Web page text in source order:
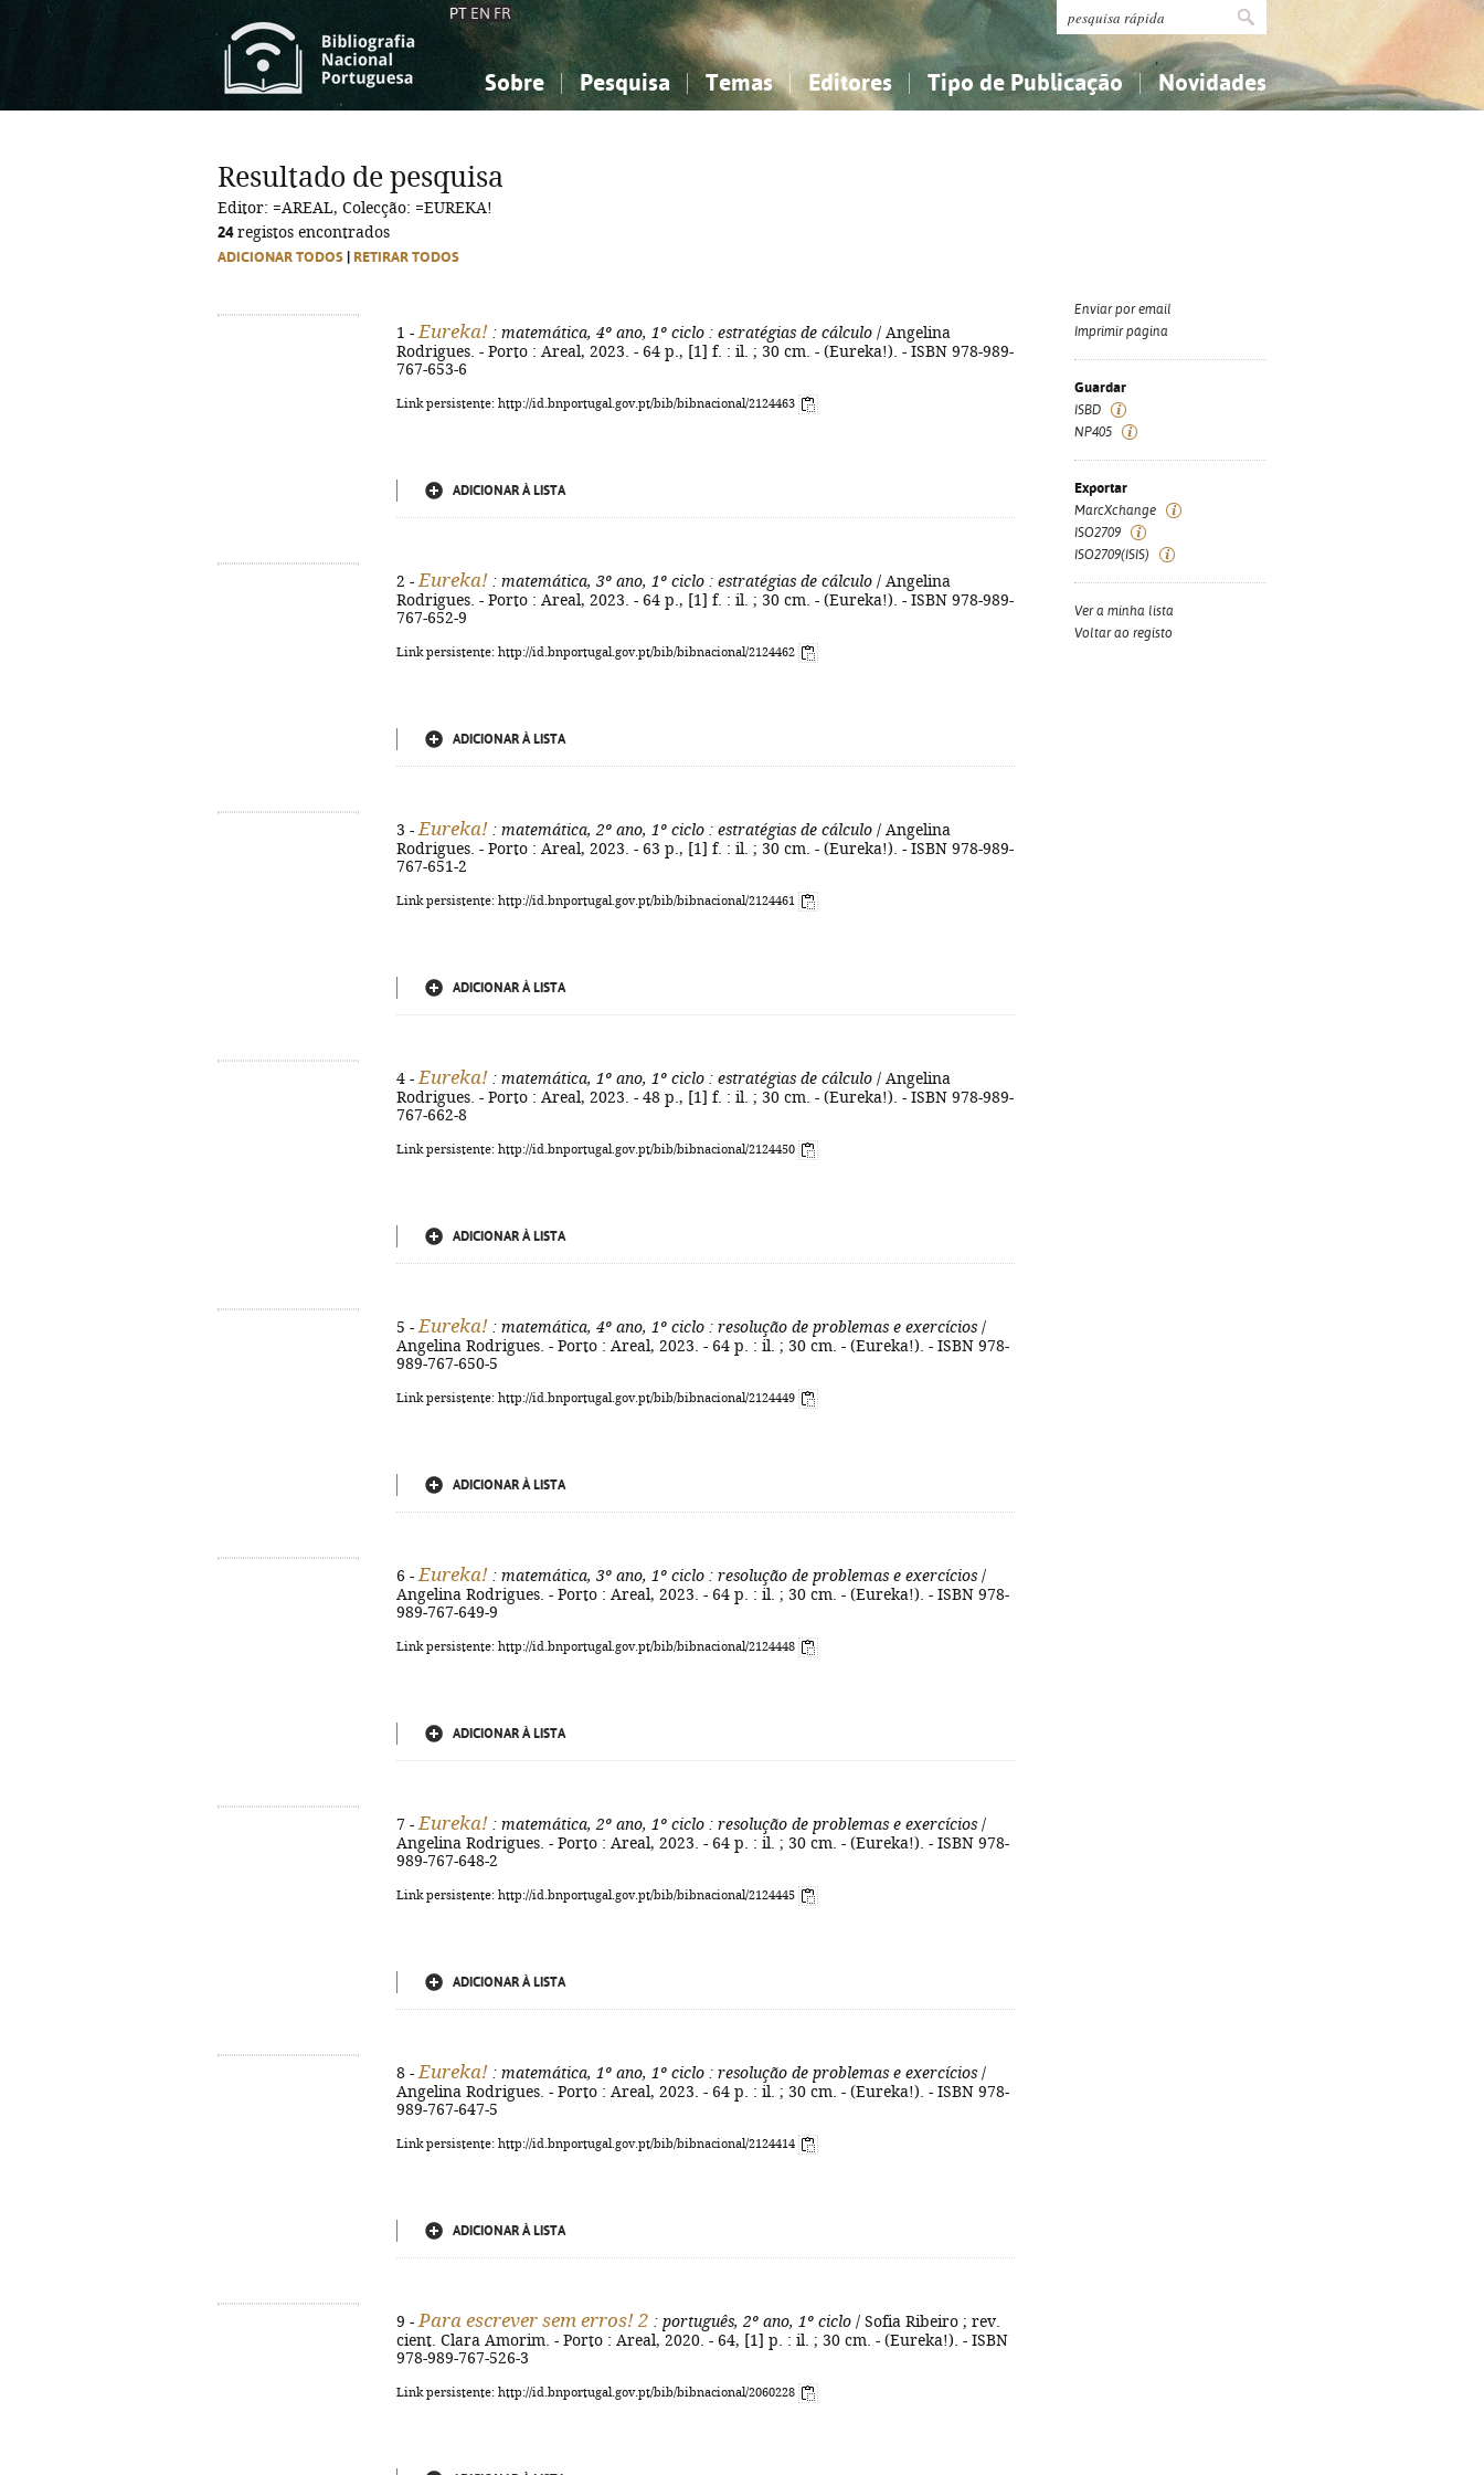
PT EN FR
Sobre Pesquisa Temas
Ciências sociais...
Editores Tipo de Publicação Novidades
Ciências sociais...
Resultado de pesquisa
Editor: =AREAL, Colecção: =EUREKA!
24registos encontrados
ADICIONAR TODOS RETIRAR TODOS
1 - Eureka! : matemática, 4º ano, 1º ciclo : estratégias de cálculo / Angelina
Rodrigues. - Porto : Areal, 2023. - 64 p., [1] f. : il. ; 30 cm. - (Eureka!). - ISBN 978-989-
767-653-6
Link persistente: http://id.bnportugal.gov.pt/bib/bibnacional/2124463
ADICIONAR À LISTA
2 - Eureka! : matemática, 3º ano, 1º ciclo : estratégias de cálculo / Angelina
Rodrigues. - Porto : Areal, 2023. - 64 p., [1] f. : il. ; 30 cm. - (Eureka!). - ISBN 978-989-
767-652-9
Link persistente: http://id.bnportugal.gov.pt/bib/bibnacional/2124462
ADICIONAR À LISTA
3 - Eureka! : matemática, 2º ano, 1º ciclo : estratégias de cálculo / Angelina
Rodrigues. - Porto : Areal, 2023. - 63 p., [1] f. : il. ; 30 cm. - (Eureka!). - ISBN 978-989-
767-651-2
Link persistente: http://id.bnportugal.gov.pt/bib/bibnacional/2124461
ADICIONAR À LISTA
4 - Eureka! : matemática, 1º ano, 1º ciclo : estratégias de cálculo / Angelina
Rodrigues. - Porto : Areal, 2023. - 48 p., [1] f. : il. ; 30 cm. - (Eureka!). - ISBN 978-989-
767-662-8
Link persistente: http://id.bnportugal.gov.pt/bib/bibnacional/2124450
ADICIONAR À LISTA
5 - Eureka! : matemática, 4º ano, 1º ciclo : resolução de problemas e exercícios /
Angelina Rodrigues. - Porto : Areal, 2023. - 64 p. : il. ; 30 cm. - (Eureka!). - ISBN 978-
989-767-650-5
Link persistente: http://id.bnportugal.gov.pt/bib/bibnacional/2124449
ADICIONAR À LISTA
6 - Eureka! : matemática, 3º ano, 1º ciclo : resolução de problemas e exercícios /
Angelina Rodrigues. - Porto : Areal, 2023. - 64 p. : il. ; 30 cm. - (Eureka!). - ISBN 978-
989-767-649-9
Link persistente: http://id.bnportugal.gov.pt/bib/bibnacional/2124448
ADICIONAR À LISTA
7 - Eureka! : matemática, 2º ano, 1º ciclo : resolução de problemas e exercícios /
Angelina Rodrigues. - Porto : Areal, 2023. - 64 p. : il. ; 30 cm. - (Eureka!). - ISBN 978-
989-767-648-2
Link persistente: http://id.bnportugal.gov.pt/bib/bibnacional/2124445
ADICIONAR À LISTA
8 - Eureka! : matemática, 1º ano, 1º ciclo : resolução de problemas e exercícios /
Angelina Rodrigues. - Porto : Areal, 2023. - 64 p. : il. ; 30 cm. - (Eureka!). - ISBN 978-
989-767-647-5
Link persistente: http://id.bnportugal.gov.pt/bib/bibnacional/2124414
ADICIONAR À LISTA
9 - Para escrever sem erros! 2 : português, 2º ano, 1º ciclo / Sofia Ribeiro ; rev.
cient. Clara Amorim. - Porto : Areal, 2020. - 64, [1] p. : il. ; 30 cm. - (Eureka!). - ISBN
978-989-767-526-3
Link persistente: http://id.bnportugal.gov.pt/bib/bibnacional/2060228
Enviar por email
Imprimir página
Guardar
ISBD
NP405
Exportar
MarcXchange
ISO2709
ISO2709(ISIS)
Ver a minha lista
Voltar ao registo